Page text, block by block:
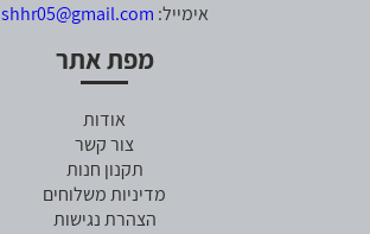
אימייל: shhr05@gmail.com
מפת אתר
אודות
צור קשר
תקנון חנות
מדיניות משלוחים
הצהרת נגישות